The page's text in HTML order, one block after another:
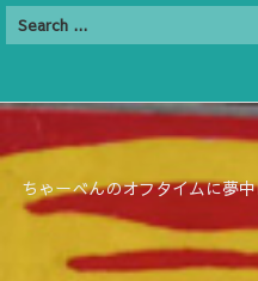
ちゃーべんのオフタイムに夢